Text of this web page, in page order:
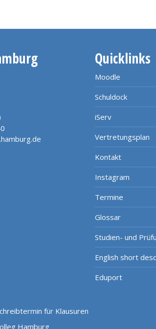
Quicklinks
Moodle
Schuldock
iServ
Vertretungsplan
Kontakt
Instagram
Termine
Glossar
Studien- und
English short
Eduport
für Klausuren
Hamburg